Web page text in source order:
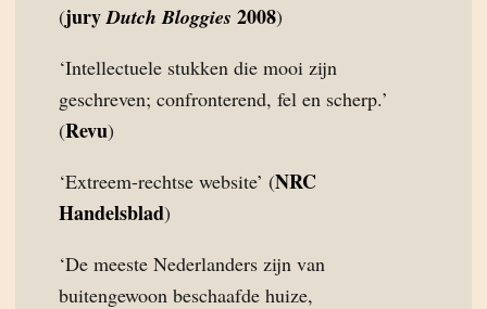
(juryDutch Bloggies 2008)
‘Intellectuele stukken die mooi zijn
geschreven; confronterend, fel en scherp.’
(Revu)
‘Extreem-rechtse website’ (NRC
Handelsblad)
‘De meeste Nederlanders zijn van
buitengewoon beschaafde huize,